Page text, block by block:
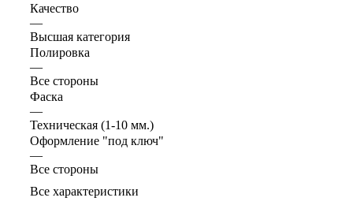
Качество
—
Высшая категория
Полировка
—
Все стороны
Фаска
—
Техническая (1-10 мм.)
Оформление "под ключ"
—
Все стороны
Все характеристики